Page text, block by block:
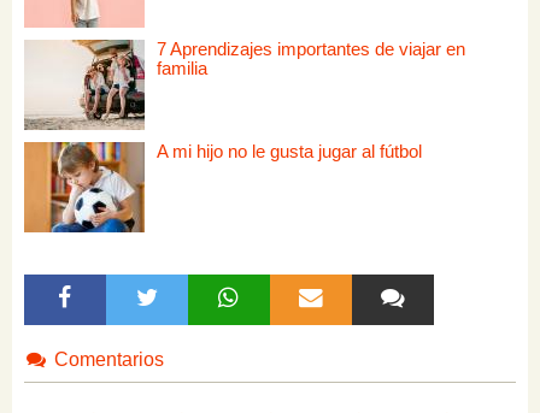
7 Aprendizajes importantes de viajar en
familia
A mi hijo no le gusta jugar al fútbol
Comentarios